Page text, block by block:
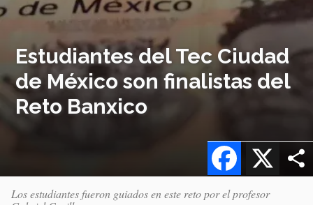
Estudiantes del Tec Ciudad
de México son finalistas del
Reto Banxico
X
Facebook
Los estudiantes fueron guiados en este reto por el profesor